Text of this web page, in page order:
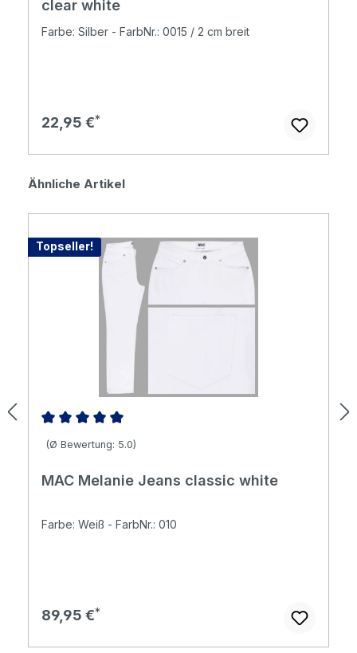
clear white
Farbe: Silber - FarbNr.: 0015 / 2 cm breit
Regulärer Preis:
22,95 €
Produktgalerie überspringen
Ähnliche Artikel
Topseller!
Durchschnittliche Bewertung von 5 von 5 Sternen
(Ø Bewertung: 5.0)
MAC Melanie Jeans classic white
Farbe: Weiß - FarbNr.: 010
Regulärer Preis:
89,95 €